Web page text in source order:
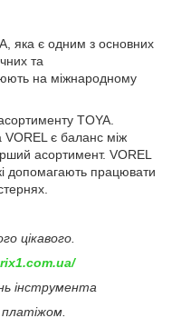
яка є одним з основних
та
на міжнародному
TOYA.
VOREL є баланс між
асортимент. VOREL
допомагають працювати
цікавого.
інструмента